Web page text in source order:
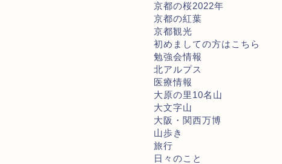
京都の桜2022年
京都の紅葉
京都観光
初めましての方はこちら
勉強会情報
北アルプス
医療情報
大原の里10名山
大文字山
大阪・関西万博
山歩き
旅行
日々のこと